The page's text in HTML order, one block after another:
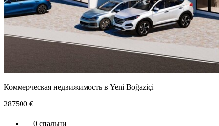
Коммерческая недвижимость в Yeni Boğaziçi
287500 €
0 спальни